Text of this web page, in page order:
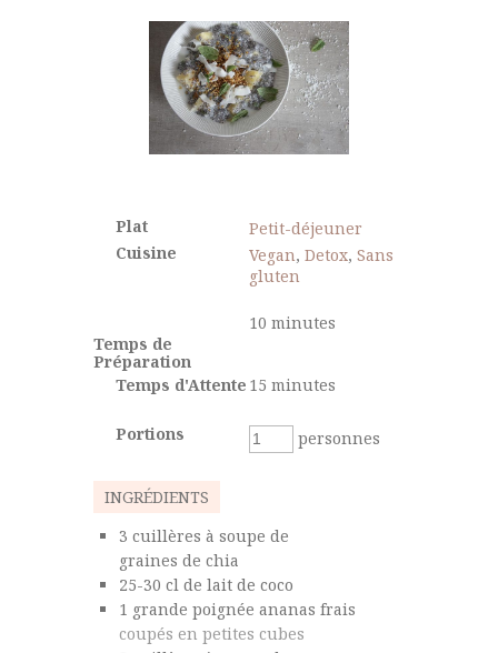
Plat
Petit-déjeuner
Cuisine
Vegan, Detox, Sans
gluten
Temps de
Préparation
10 minutes
Temps d'Attente 15 minutes
Portions personnes
INGRÉDIENTS
3 cuillères à soupe de
graines de chia
25-30 cl de lait de coco
1 grande poignée ananas frais
coupés en petites cubes